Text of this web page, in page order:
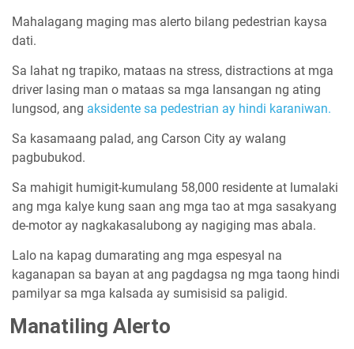
Mahalagang maging mas alerto bilang pedestrian kaysa
dati.
Sa lahat ng trapiko, mataas na stress, distractions at mga
driver lasing man o mataas sa mga lansangan ng ating
lungsod, ang aksidente sa pedestrian ay hindi karaniwan.
Sa kasamaang palad, ang Carson City ay walang
pagbubukod.
Sa mahigit humigit-kumulang 58,000 residente at lumalaki
ang mga kalye kung saan ang mga tao at mga sasakyang
de-motor ay nagkakasalubong ay nagiging mas abala.
Lalo na kapag dumarating ang mga espesyal na
kaganapan sa bayan at ang pagdagsa ng mga taong hindi
pamilyar sa mga kalsada ay sumisisid sa paligid.
Manatiling Alerto